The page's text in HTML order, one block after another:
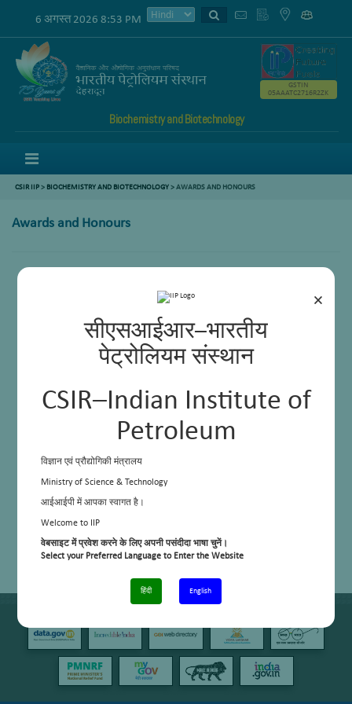
×
सीएसआईआर–भारतीय
पेट्रोलियम संस्थान
CSIR–Indian Institute of
Petroleum
विज्ञान एवं प्रौद्योगिकी मंत्रालय
Ministry of Science & Technology
आईआईपी में आपका स्वागत है।
Welcome to IIP
वेबसाइट में प्रवेश करने के लिए अपनी पसंदीदा भाषा चुनें।
Select your Preferred Language to Enter the Website
हिंदी English
6 अगस्त 2026 8:53 PM
Biochemistry and Biotechnology
GSTIN
05AAATC2716R2ZK
CSIR IIP> BIOCHEMISTRY AND BIOTECHNOLOGY>AWARDS AND HONOURS
Awards and Honours